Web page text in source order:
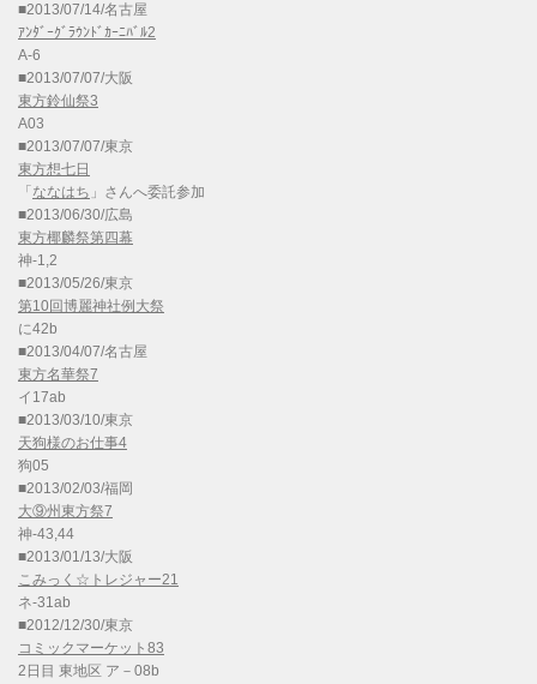
■2013/07/14/名古屋
ｱﾝﾀﾞｰｸﾞﾗｳﾝﾄﾞｶｰﾆﾊﾞﾙ2
A-6
■2013/07/07/大阪
東方鈴仙祭3
A03
■2013/07/07/東京
東方想七日
「 ななはち 」さんへ委託参加
■2013/06/30/広島
東方椰麟祭第四幕
神-1,2
■2013/05/26/東京
第10回博麗神社例大祭
に42b
■2013/04/07/名古屋
東方名華祭7
イ17ab
■2013/03/10/東京
天狗様のお仕事4
狗05
■2013/02/03/福岡
大⑨州東方祭7
神-43,44
■2013/01/13/大阪
こみっく☆トレジャー21
ネ-31ab
■2012/12/30/東京
コミックマーケット83
2日目 東地区 ア－08b